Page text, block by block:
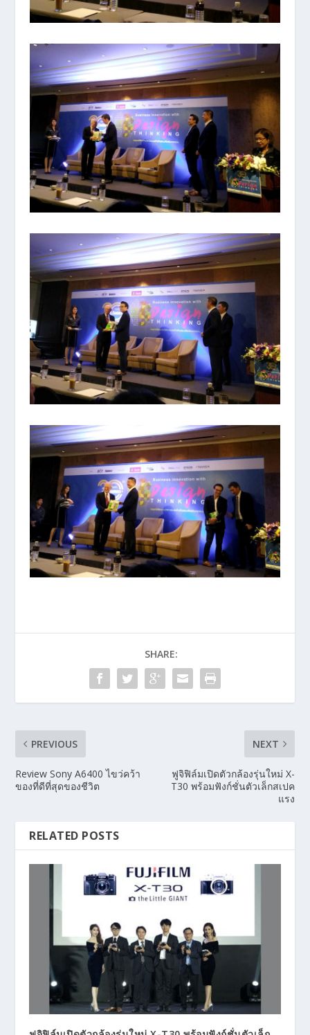
SHARE:
PREVIOUS
Review Sony A6400 ไขว่คว้า
ของที่ดีที่สุดของชีวิต
NEXT
ฟูจิฟิล์มเปิดตัวกล้องรุ่นใหม่ X-
T30 พร้อมฟังก์ชั่นตัวเล็กสเปค
แรง
RELATED POSTS